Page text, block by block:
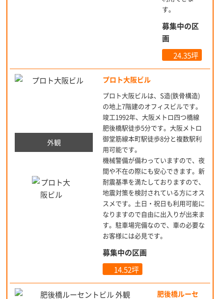
す。
募集中の区
画
24.35坪
外観
プロト大阪ビル
プロト大阪ビルは、S造(鉄骨構造)
の地上7階建のオフィスビルです。
竣工1992年、大阪メトロ四つ橋線
肥後橋駅徒歩5分です。大阪メトロ
御堂筋線本町駅徒歩8分と複数駅利
用可能です。
機械警備が備わっていますので、夜
間や不在の際にも安心できます。新
耐震基準を満たしておりますので、
地震対策を検討されている方にオス
スメです。土日・祝日も利用可能に
なりますので自由に出入りが出来ま
す。駐車場完備なので、車の必要な
お客様には必見です。
募集中の区画
14.52坪
肥後橋ルーセ